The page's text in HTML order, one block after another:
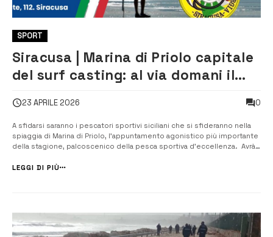
SPORT
Siracusa | Marina di Priolo capitale
del surf casting: al via domani il
23 APRILE 2026 0
A sfidarsi saranno i pescatori sportivi siciliani che si sfideranno nella
spiaggia di Marina di Priolo, l’appuntamento agonistico più importante
della stagione, palcoscenico della pesca sportiva d’eccellenza. Avrà
Casting 2026, l’appuntamento agonistico ...
LEGGI DI PIÙ